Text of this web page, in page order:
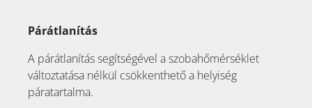
Párátlanítás
A párátlanítás segítségével a szobahőmérséklet
változtatása nélkül csökkenthető a helyiség
páratartalma.